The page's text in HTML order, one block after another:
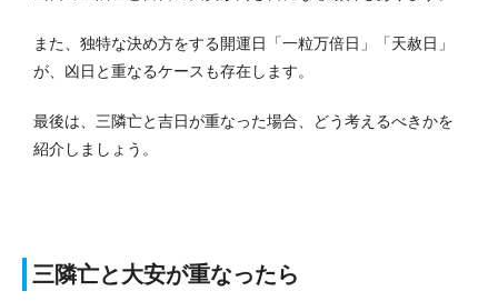
また、独特な決め方をする開運日「一粒万倍日」「天赦日」
が、凶日と重なるケースも存在します。
最後は、三隣亡と吉日が重なった場合、どう考えるべきかを
紹介しましょう。
三隣亡と大安が重なったら